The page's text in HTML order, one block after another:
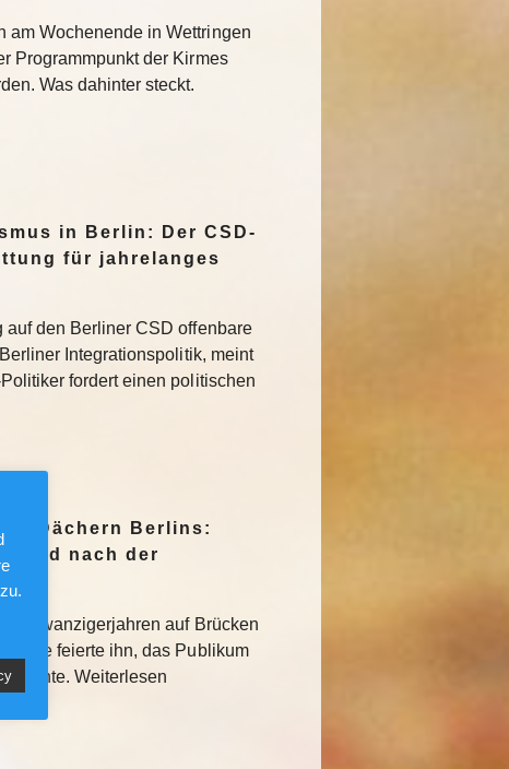
am Wochenende in Wettringen
Programmpunkt der Kirmes
Was dahinter steckt.
in Berlin: Der CSD-
für jahrelanges
auf den Berliner CSD offenbare
Integrationspolitik, meint
fordert einen politischen
Dächern Berlins:
Jagd nach der
Zwanzigerjahren auf Brücken
feierte ihn, das Publikum
Weiterlesen